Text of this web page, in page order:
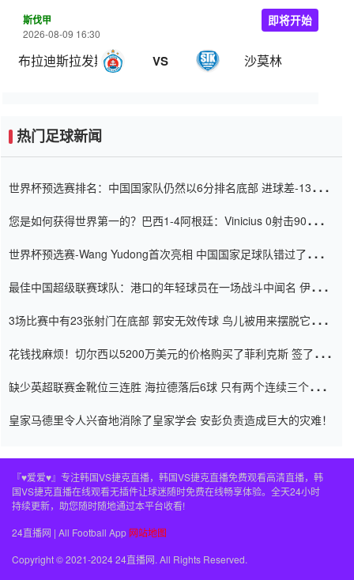
斯伐甲
2026-08-09 16:30
布拉迪斯拉发斯拉夫人B队
VS 沙莫林
即将开始
热门足球新闻
世界杯预选赛排名：中国国家队仍然以6分排名底部 进球差-13令人
您是如何获得世界第一的？巴西1-4阿根廷：Vinicius 0射击90分钟
世界杯预选赛-Wang Yudong首次亮相 中国国家足球队错过了世界
最佳中国超级联赛球队：港口的年轻球员在一场战斗中闻名 伊万放
3场比赛中有23张射门在底部 郭安无效传球 鸟儿被用来摆脱它
花钱找麻烦！切尔西以5200万美元的价格购买了菲利克斯 签了7年
缺少英超联赛金靴位三连胜 海拉德落后6球 只有两个连续三个连续
皇家马德里令人兴奋地消除了皇家学会 安彭负责造成巨大的灾难！
『♥爱爱♥』专注韩国VS捷克直播，韩国VS捷克直播免费观看高清直播，韩
国VS捷克直播在线观看无插件让球迷随时免费在线畅享体验。全天24小时
持续更新，助您随时随地通过本平台收看!
24直播网 | All Football App 网站地图
Copyright © 2021-2024 24直播网. All Rights Reserved.